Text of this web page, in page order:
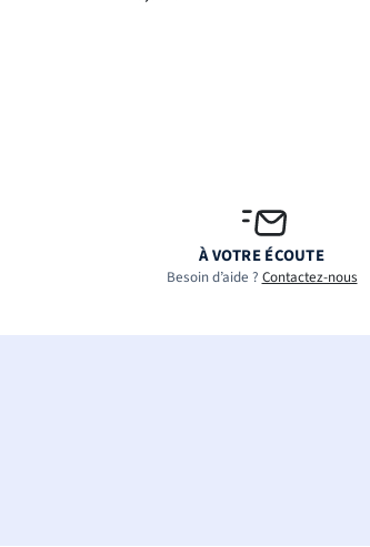
À VOTRE ÉCOUTE
Besoin d’aide ? Contactez-nous